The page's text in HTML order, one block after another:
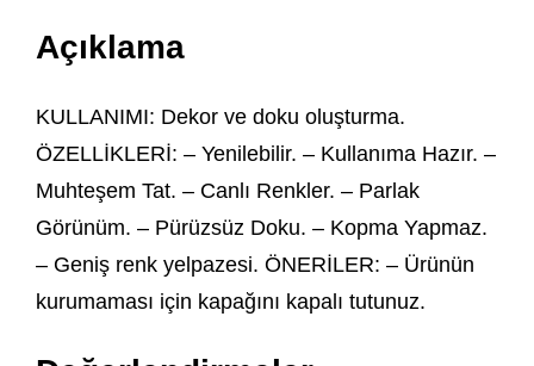
Açıklama
KULLANIMI: Dekor ve doku oluşturma.
ÖZELLİKLERİ: – Yenilebilir. – Kullanıma Hazır. –
Muhteşem Tat. – Canlı Renkler. – Parlak
Görünüm. – Pürüzsüz Doku. – Kopma Yapmaz.
– Geniş renk yelpazesi. ÖNERİLER: – Ürünün
kurumaması için kapağını kapalı tutunuz.